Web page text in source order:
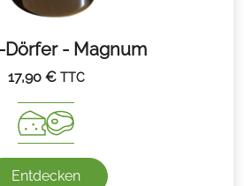
- Magnum
17,90 € TTC
Entdecken